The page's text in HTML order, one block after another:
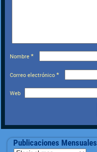
Nombre*
Correo electrónico*
Web
Publicaciones Mensuales